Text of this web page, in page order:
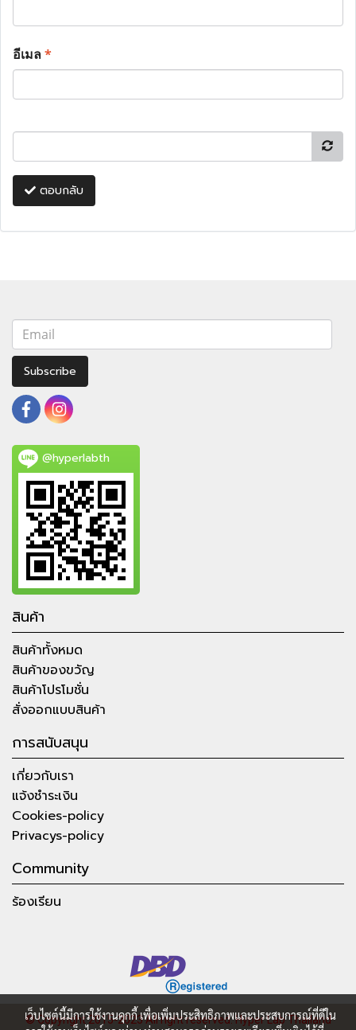
อีเมล*
ตอบกลับ
Subscribe
@hyperlabth
สินค้า
สินค้าทั้งหมด
สินค้าของขวัญ
สินค้าโปรโมชั่น
สั่งออกแบบสินค้า
การสนับสนุน
เกี่ยวกับเรา
แจ้งชำระเงิน
Cookies-policy
Privacys-policy
Community
ร้องเรียน
© Copyright 2015-2023 All right reserved.Hyper Lab Thailand
เว็บไซต์นี้มีการใช้งานคุกกี้ เพื่อเพิ่มประสิทธิภาพและประสบการณ์ที่ดีใน